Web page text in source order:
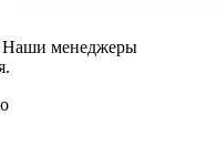
Наши менеджеры